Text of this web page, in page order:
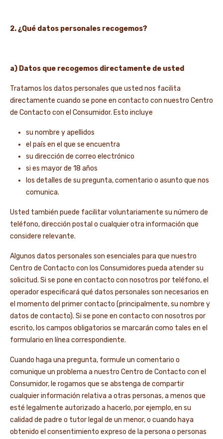
2. ¿Qué datos personales recogemos?
a) Datos que recogemos directamente de usted
Tratamos los datos personales que usted nos facilita
directamente cuando se pone en contacto con nuestro Centro
de Contacto con el Consumidor. Esto incluye
su nombre y apellidos
el país en el que se encuentra
su dirección de correo electrónico
si es mayor de 18 años
los detalles de su pregunta, comentario o asunto que nos
comunica.
Usted también puede facilitar voluntariamente su número de
teléfono, dirección postal o cualquier otra información que
considere relevante.
Algunos datos personales son esenciales para que nuestro
Centro de Contacto con los Consumidores pueda atender su
solicitud. Si se pone en contacto con nosotros por teléfono, el
operador especificará qué datos personales son necesarios en
el momento del primer contacto (principalmente, su nombre y
datos de contacto). Si se pone en contacto con nosotros por
escrito, los campos obligatorios se marcarán como tales en el
formulario en línea correspondiente.
Cuando haga una pregunta, formule un comentario o
comunique un problema a nuestro Centro de Contacto con el
Consumidor, le rogamos que se abstenga de compartir
cualquier información relativa a otras personas, a menos que
esté legalmente autorizado a hacerlo, por ejemplo, en su
calidad de padre o tutor legal de un menor, o cuando haya
obtenido el consentimiento expreso de la persona o personas